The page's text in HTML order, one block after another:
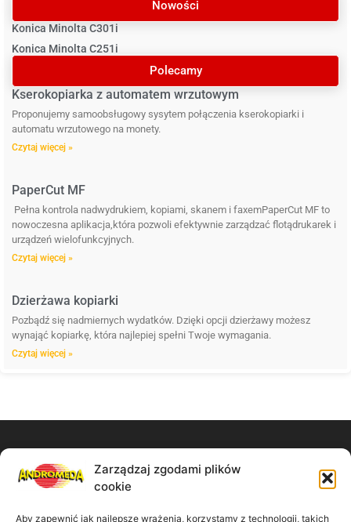
Zarządzaj zgodami plików
cookie
Aby zapewnić jak najlepsze wrażenia, korzystamy z technologii, takich
Nowości
Konica Minolta C301i
Konica Minolta C251i
Polecamy
Kserokopiarka z automatem wrzutowym
Proponujemy samoobsługowy sysytem połączenia kserokopiarki i
automatu wrzutowego na monety.
Czytaj więcej »
PaperCut MF
Pełna kontrola nadwydrukiem, kopiami, skanem i faxemPaperCut MF to
nowoczesna aplikacja,która pozwoli efektywnie zarządzać flotądrukarek i
urządzeń wielofunkcyjnych.
Czytaj więcej »
Dzierżawa kopiarki
Pozbądź się nadmiernych wydatków. Dzięki opcji dzierżawy możesz
wynająć kopiarkę, która najlepiej spełni Twoje wymagania.
Czytaj więcej »
Zadzwoń do nas:
61 867 11 91